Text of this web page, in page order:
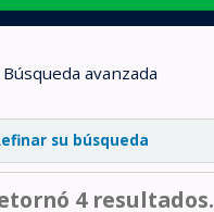
Búsqueda avanzada
su búsqueda
4 resultados.